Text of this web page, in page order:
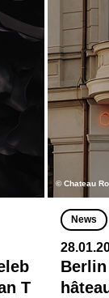
T
© Chateau
News